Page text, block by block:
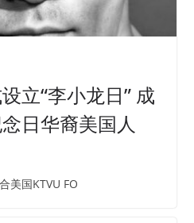
立“李小龙日” 成
日华裔美国人
美国KTVU FO